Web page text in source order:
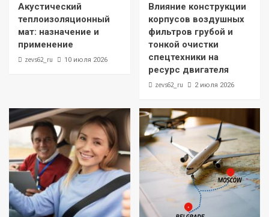
Акустический
теплоизоляционный
мат: назначение и
применение
zevs62_ru 10 июля 2026
Влияние конструкции
корпусов воздушных
фильтров грубой и
тонкой очистки
спецтехники на
ресурс двигателя
zevs62_ru 2 июля 2026